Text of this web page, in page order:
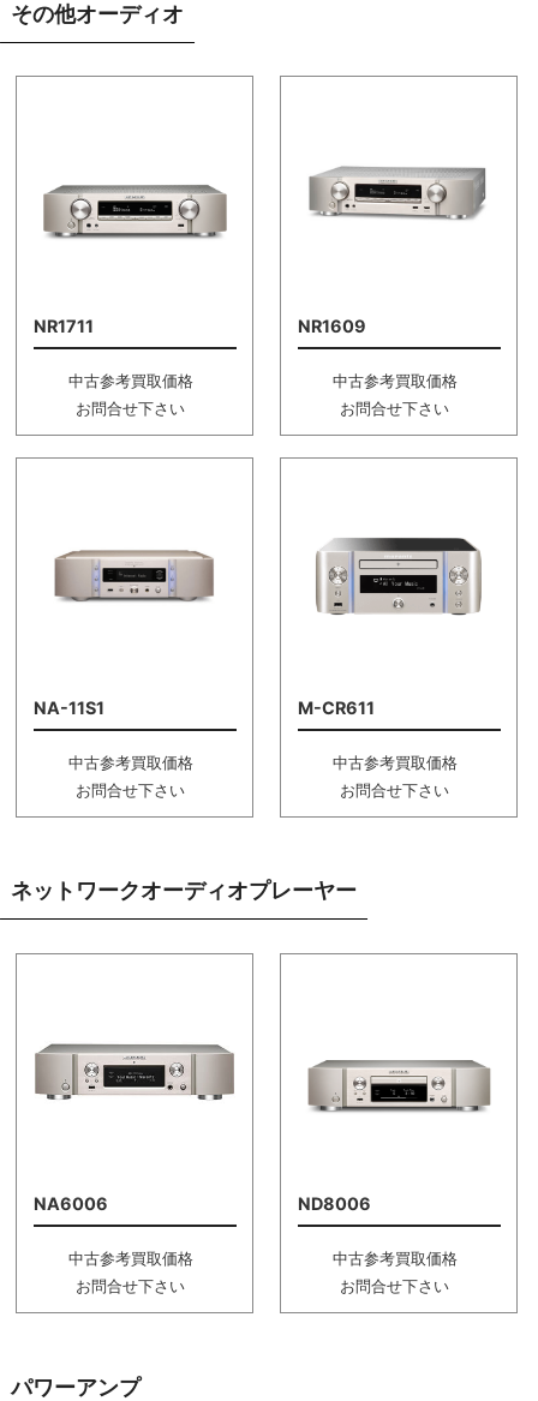
その他オーディオ
NR1711
中古参考買取価格
お問合せ下さい
NR1609
中古参考買取価格
お問合せ下さい
NA-11S1
中古参考買取価格
お問合せ下さい
M-CR611
中古参考買取価格
お問合せ下さい
ネットワークオーディオプレーヤー
NA6006
中古参考買取価格
お問合せ下さい
ND8006
中古参考買取価格
お問合せ下さい
パワーアンプ